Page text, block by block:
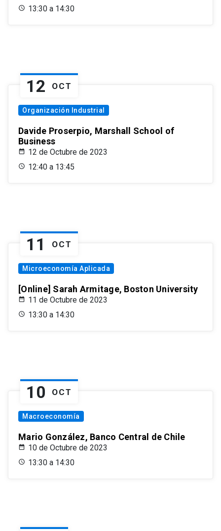
13:30 a 14:30
12 OCT
Organización Industrial
Davide Proserpio, Marshall School of
Business
12 de Octubre de 2023
12:40 a 13:45
11 OCT
Microeconomía Aplicada
[Online] Sarah Armitage, Boston University
11 de Octubre de 2023
13:30 a 14:30
10 OCT
Macroeconomía
Mario González, Banco Central de Chile
10 de Octubre de 2023
13:30 a 14:30